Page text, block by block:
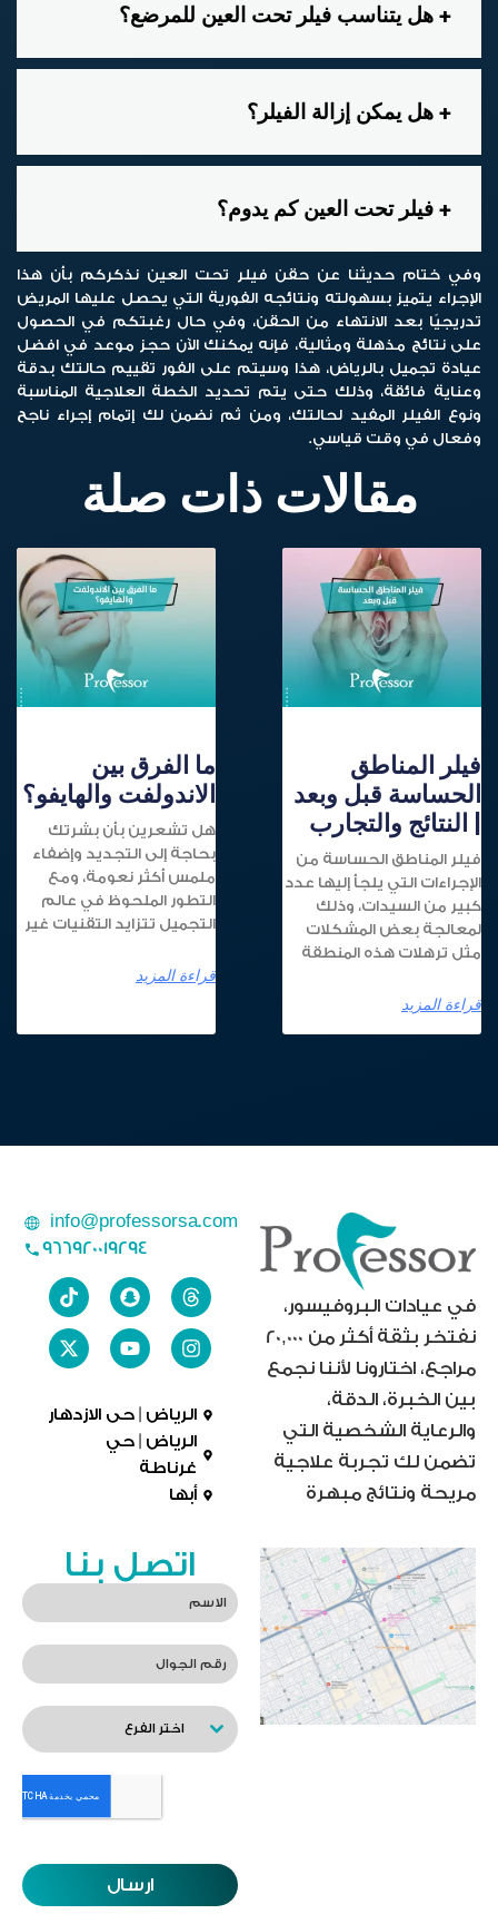
هل يتناسب فيلر تحت العين للمرضع؟
هل يمكن إزالة الفيلر؟
فيلر تحت العين كم يدوم؟
وفي ختام حديثنا عن حقن فيلر تحت العيننذكركم بأن هذا
الإجراء يتميز بسهولته ونتائجه الفورية التي يحصل عليها المريض
تدريجيًا بعد الانتهاء من الحقن، وفي حال رغبتكم في الحصول
على نتائج مذهلة ومثالية، فإنه يمكنك الآن حجز موعد في افضل
عيادة تجميل بالرياض، هذا وسيتم على الفور تقييم حالتك بدقة
وعناية فائقة، وذلك حتى يتم تحديد الخطة العلاجية المناسبة
ونوع الفيلر المفيد لحالتك، ومن ثم نضمن لك إتمام إجراء ناجح
وفعال في وقت قياسي.
مقالات ذات صلة
فيلر المناطق
الحساسة قبل وبعد
| النتائج والتجارب
فيلر المناطق الحساسة من
الإجراءات التي يلجأ إليها عدد
كبير من السيدات، وذلك
لمعالجة بعض المشكلات
مثل ترهلات هذه المنطقة
قراءة المزيد
ما الفرق بين
الاندولفت والهايفو؟
هل تشعرين بأن بشرتك
بحاجة إلى التجديد وإضفاء
ملمس أكثر نعومة، ومع
التطور الملحوظ في عالم
التجميل تتزايد التقنيات غير
قراءة المزيد
في عيادات البروفيسور،
نفتخر بثقة أكثر من 20,000
مراجع، اختارونا لأننا نجمع
بين الخبرة، الدقة،
والرعاية الشخصية التي
تضمن لك تجربة علاجية
مريحة ونتائج مبهرة
info@professorsa.com
966920019294
الرياض | حى الازدهار
الرياض | حي
غرناطة
أبها
اتصل بنا
اختر الفرع
ارسال